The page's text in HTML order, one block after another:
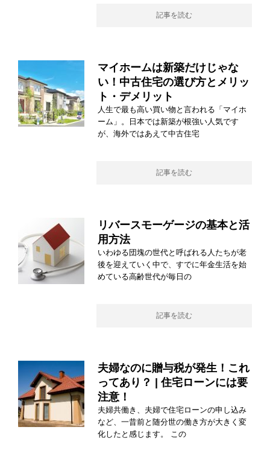
記事を読む
マイホームは新築だけじゃな
い！中古住宅の選び方とメリッ
ト・デメリット
人生で最も高い買い物と言われる「マイホ
ーム」。日本では新築が根強い人気です
が、海外ではあえて中古住宅
記事を読む
リバースモーゲージの基本と活
用方法
いわゆる団塊の世代と呼ばれる人たちが老
後を迎えていく中で、すでに年金生活を始
めている高齢世代が毎日の
記事を読む
夫婦なのに贈与税が発生！これ
ってあり？ | 住宅ローンには要
注意！
夫婦共働き、夫婦で住宅ローンの申し込み
など、一昔前と随分世の働き方が大きく変
化したと感じます。 この